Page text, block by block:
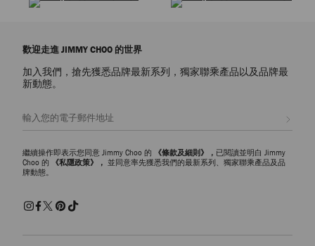
歡迎走進 JIMMY CHOO 的世界
加入我們，搶先獲悉品牌最新系列，獨家聯乘產品以及品牌最
新動態。
繼續操作即表示您同意 Jimmy Choo 的 《條款及細則》， 已閱讀並明白 Jimmy
Choo 的
《私隱政策》， 並同意率先獲悉我們的最新系列、獨家聯乘產品及品
牌動態。